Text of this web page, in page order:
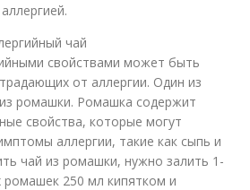
чай
свойствами может быть
от аллергии. Один из
ромашки. Ромашка содержит
свойства, которые могут
аллергии, такие как сыпь и
чай из ромашки, нужно залить 1-
ромашек 250 мл кипятком и